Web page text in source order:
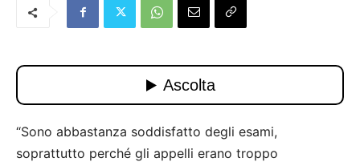
“Sono abbastanza soddisfatto degli esami,
soprattutto perché gli appelli erano troppo